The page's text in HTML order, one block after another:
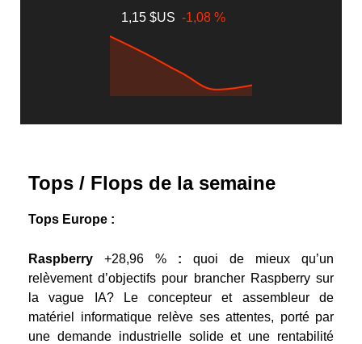
1,15 $US -1,08 %
Tops / Flops de la semaine
Tops Europe :
Raspberry +28,96 % : quoi de mieux qu’un
relèvement d’objectifs pour brancher Raspberry sur
la vague IA? Le concepteur et assembleur de
matériel informatique relève ses attentes, porté par
une demande industrielle solide et une rentabilité